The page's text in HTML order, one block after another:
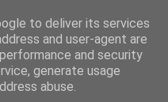
to deliver its services
and user-agent are
and security
generate usage
abuse.